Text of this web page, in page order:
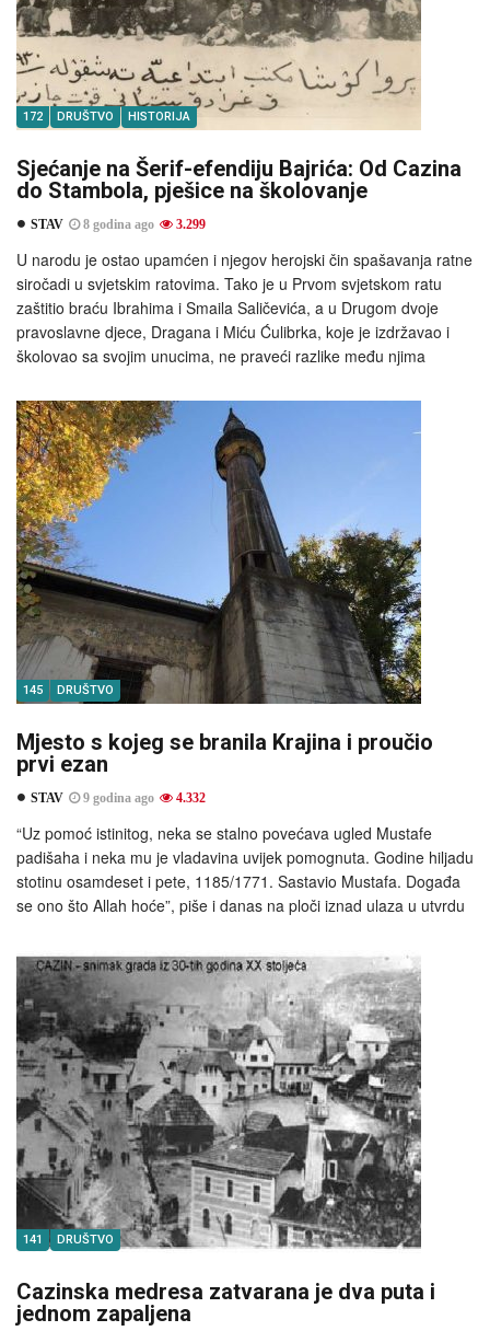
172 DRUŠTVO HISTORIJA
Sjećanje na Šerif-efendiju Bajrića: Od Cazina
do Stambola, pješice na školovanje
STAV 8 godina ago 3.299
U narodu je ostao upamćen i njegov herojski čin spašavanja ratne
siročadi u svjetskim ratovima. Tako je u Prvom svjetskom ratu
zaštitio braću Ibrahima i Smaila Saličevića, a u Drugom dvoje
pravoslavne djece, Dragana i Miću Ćulibrka, koje je izdržavao i
školovao sa svojim unucima, ne praveći razlike među njima
145 DRUŠTVO
Mjesto s kojeg se branila Krajina i proučio
prvi ezan
STAV 9 godina ago 4.332
“Uz pomoć istinitog, neka se stalno povećava ugled Mustafe
padišaha i neka mu je vladavina uvijek pomognuta. Godine hiljadu
stotinu osamdeset i pete, 1185/1771. Sastavio Mustafa. Događa
se ono što Allah hoće”, piše i danas na ploči iznad ulaza u utvrdu
141 DRUŠTVO
Cazinska medresa zatvarana je dva puta i
jednom zapaljena